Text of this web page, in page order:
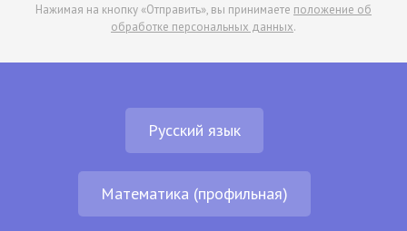
Нажимая на кнопку «Отправить», вы принимаете положение об
обработке персональных данных.
Русский язык
Математика (профильная)